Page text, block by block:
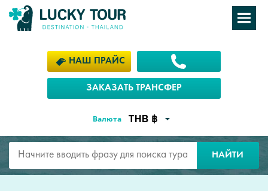
НАШ ПРАЙС
ЗАКАЗАТЬ ТРАНСФЕР
Валюта
НАЙТИ